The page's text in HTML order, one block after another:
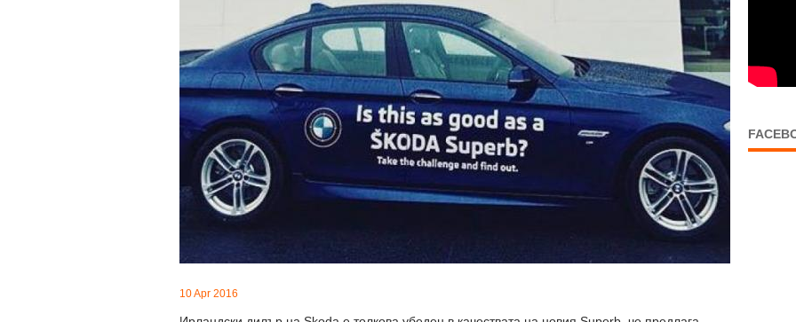
10 Apr 2016